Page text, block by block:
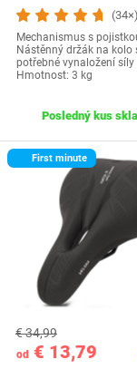
(34×)
Mechanismus s
Nástěnný držák na kolo
potřebné vynaložení síly
Hmotnost: 3 kg
Posledný kus
First minute
od € 13,79
€ 34,99